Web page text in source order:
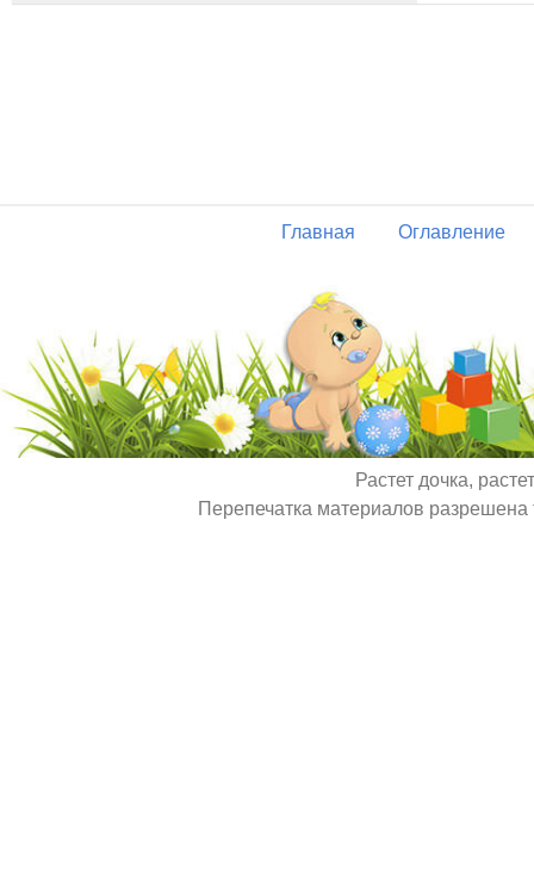
Главная Оглавление
Растет дочка,
Перепечатка материалов разрешена